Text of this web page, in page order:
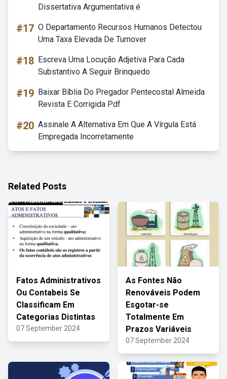
Dissertativa Argumentativa é
#17 O Departamento Recursos Humanos Detectou
Uma Taxa Elevada De Turnover
#18 Escreva Uma Locução Adjetiva Para Cada
Substantivo A Seguir Brinquedo
#19 Baixar Bíblia Do Pregador Pentecostal Almeida
Revista E Corrigida Pdf
#20 Assinale A Alternativa Em Que A Vírgula Está
Empregada Incorretamente
Related Posts
Fatos Administrativos
Ou Contabeis Se
Classificam Em
Categorias Distintas
07 September 2024
As Fontes Não
Renováveis Podem
Esgotar-se
Totalmente Em
Prazos Variáveis
07 September 2024